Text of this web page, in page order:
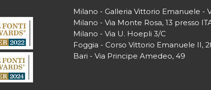
Milano - Galleria Vittorio Emanuele -
Milano - Via Monte Rosa, 13 presso
Milano - Via U. Hoepli 3/C
Foggia - Corso Vittorio Emanuele II,
Bari - Via Principe Amedeo, 49